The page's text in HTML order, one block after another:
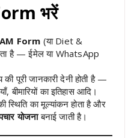
भरें
Form (या Diet &
है — ईमेल या WhatsApp
पूरी जानकारी देनी होती है —
बीमारियों का इतिहास आदि।
का मूल्यांकन होता है और
योजनाबनाई जाती है।